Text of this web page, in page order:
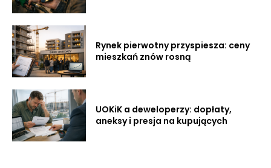
Rynek pierwotny przyspiesza: ceny
mieszkań znów rosną
UOKiK a deweloperzy: dopłaty,
aneksy i presja na kupujących